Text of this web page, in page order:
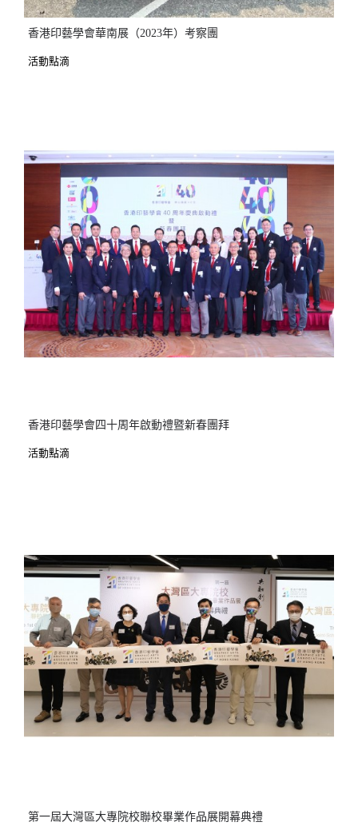
香港印藝學會華南展（2023年）考察團
活動點滴
香港印藝學會四十周年啟動禮暨新春團拜
活動點滴
第一屆大灣區大專院校聯校畢業作品展開幕典禮